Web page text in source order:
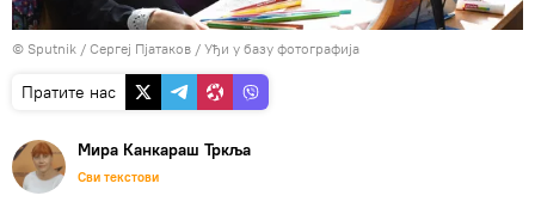
© Sputnik / Сергеј Пјатаков / Уђи у базу фотографија
Пратите нас
Мира Канкараш Тркља
Сви текстови